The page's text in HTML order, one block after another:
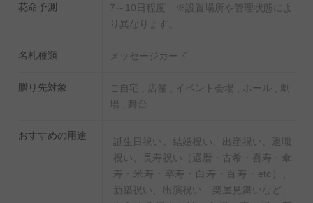
フォーマルな講演や式典など会場で登壇者へ贈る目録
（贈答花）や、上司や同僚の退職にお花を贈る場合など
のビジネスシーンでのプレゼントとしてはもちろん、ホ
屋見舞いなど様々なお祝い花としてお薦めのおしゃれな
花束（ブーケ）です。
花命予測
7～10日程度 ※設置場所や管理状態によ
り異なります。
名札種類 メッセージカード
贈り先対象
ご自宅 , 店舗 , イベント会場 , ホール , 劇
場 , 舞台
おすすめの用途
誕生日祝い、結婚祝い、出産祝い、退職
祝い、長寿祝い（還暦・古希・喜寿・傘
寿・米寿・卒寿・白寿・百寿・etc）、
新築祝い、出演祝い、楽屋見舞いなど、